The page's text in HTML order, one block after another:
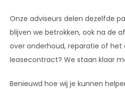
Onze adviseurs delen dezelfde
blijven we betrokken, ook na de
over onderhoud, reparatie of het
leasecontract? We staan klaar
Benieuwd hoe wij je kunnen